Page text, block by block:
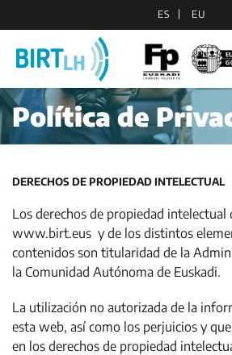
al
contenido
ES EU
Política de
DERECHOS DE PROPIEDAD INTELECTUAL
Los derechos de propiedad intelectual
www.birt.eus y de los distintos
contenidos son titularidad de la
la Comunidad Autónoma de Euskadi.
La utilización no autorizada de la
esta web, así como los perjuicios y
en los derechos de propiedad